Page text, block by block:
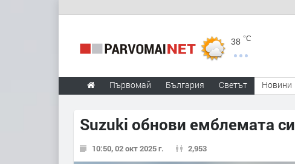
38 °C
Първомай България Светът Новини
Suzuki обнови емблемата си
10:50, 02 окт 2025 г. 2,953